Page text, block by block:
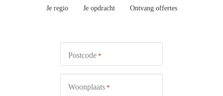
Je regio Je opdracht Ontvang offertes
Postcode *
Woonplaats *